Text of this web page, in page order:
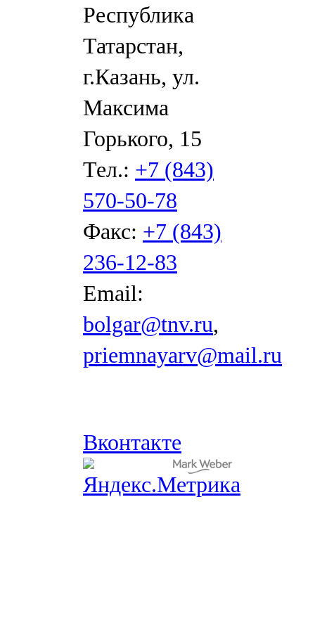
Республика
Татарстан,
г.Казань, ул.
Максима
Горького, 15
Тел.: +7 (843)
570-50-78
Факс: +7 (843)
236-12-83
Email:
bolgar@tnv.ru,
priemnayarv@mail.ru
Вконтакте